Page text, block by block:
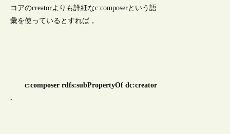
コアのcreatorよりも詳細なc:composerという語
彙を使っているとすれば，
c:composer rdfs:subPropertyOf dc:creator
.